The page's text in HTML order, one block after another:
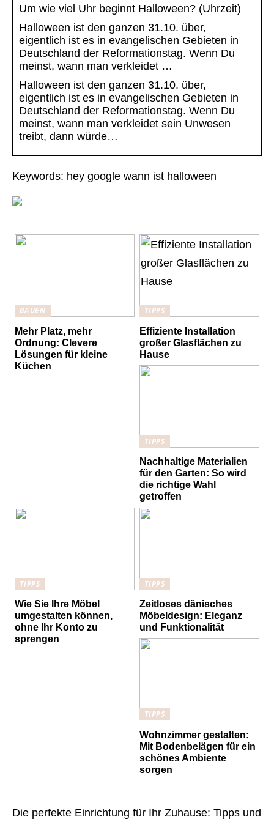
Um wie viel Uhr beginnt Halloween? (Uhrzeit)
Halloween ist den ganzen 31.10. über,
eigentlich ist es in evangelischen Gebieten in
Deutschland der Reformationstag. Wenn Du
meinst, wann man verkleidet …
Halloween ist den ganzen 31.10. über,
eigentlich ist es in evangelischen Gebieten in
Deutschland der Reformationstag. Wenn Du
meinst, wann man verkleidet sein Unwesen
treibt, dann würde…
Keywords: hey google wann ist halloween
BAUEN
Mehr Platz, mehr
Ordnung: Clevere
Lösungen für kleine
Küchen
TIPPS
Effiziente Installation
großer Glasflächen zu
Hause
TIPPS
Nachhaltige Materialien
für den Garten: So wird
die richtige Wahl
getroffen
TIPPS
Wie Sie Ihre Möbel
umgestalten können,
ohne Ihr Konto zu
sprengen
TIPPS
Zeitloses dänisches
Möbeldesign: Eleganz
und Funktionalität
TIPPS
Wohnzimmer gestalten:
Mit Bodenbelägen für ein
schönes Ambiente
sorgen
Die perfekte Einrichtung für Ihr Zuhause: Tipps und